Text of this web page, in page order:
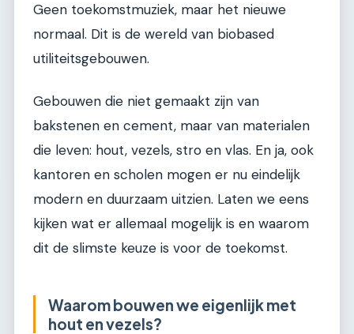
Geen toekomstmuziek, maar het nieuwe
normaal. Dit is de wereld van biobased
utiliteitsgebouwen.
Gebouwen die niet gemaakt zijn van
bakstenen en cement, maar van materialen
die leven: hout, vezels, stro en vlas. En ja, ook
kantoren en scholen mogen er nu eindelijk
modern en duurzaam uitzien. Laten we eens
kijken wat er allemaal mogelijk is en waarom
dit de slimste keuze is voor de toekomst.
Waarom bouwen we eigenlijk met
hout en vezels?